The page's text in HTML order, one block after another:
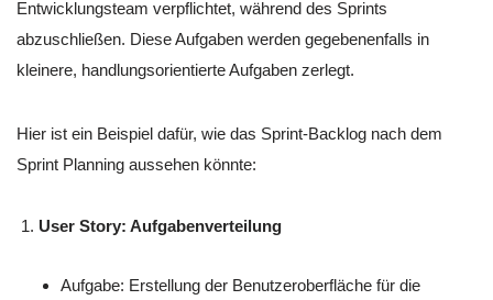
Entwicklungsteam verpflichtet, während des Sprints
abzuschließen. Diese Aufgaben werden gegebenenfalls in
kleinere, handlungsorientierte Aufgaben zerlegt.
Hier ist ein Beispiel dafür, wie das Sprint-Backlog nach dem
Sprint Planning aussehen könnte:
User Story: Aufgabenverteilung
Aufgabe: Erstellung der Benutzeroberfläche für die